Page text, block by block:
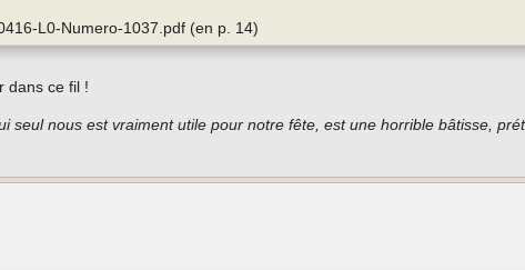
L0-Numero-1037.pdf (en p. 14)
dans ce fil !
seul nous est vraiment utile pour notre fête, est une horrible bâtisse,